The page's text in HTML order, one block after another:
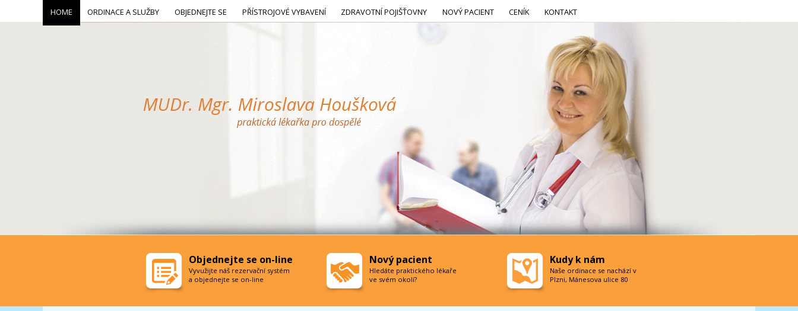
HOME ORDINACE A SLUŽBY OBJEDNEJTE SE PŘÍSTROJOVÉ VYBAVENÍ ZDRAVOTNÍ POJIŠŤOVNY NOVÝ PACIENT CENÍK KONTAKT
Objednejte se on-line
Vyvužijte náš rezervační systém
a objednejte se on-line
Nový pacient
Hledáte praktického lékaře
ve svém okolí?
Kudy k nám
Naše ordinace se nachází v
Plzni, Mánesova ulice 80